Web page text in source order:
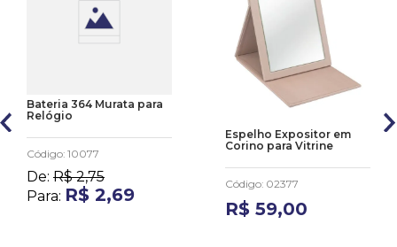
Bateria 364 Murata para
Relógio
Código: 10077
De: R$ 2,75
Para: R$ 2,69
Espelho Expositor em
Corino para Vitrine
Código: 02377
R$ 59,00